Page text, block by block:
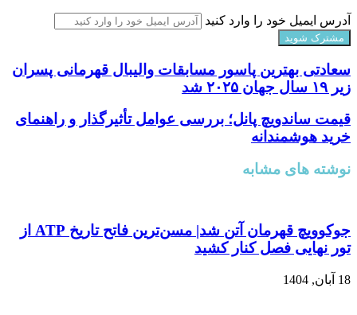
آدرس ایمیل خود را وارد کنید
سعادتی بهترین پاسور مسابقات والیبال قهرمانی پسران
زیر ۱۹ سال جهان ۲۰۲۵ شد
قیمت ساندویچ پانل؛ بررسی عوامل تأثیرگذار و راهنمای
خرید هوشمندانه
نوشته های مشابه
جوکوویچ قهرمان آتن شد| مسن‌ترین فاتح تاریخ ATP از
تور نهایی فصل کنار کشید
18 آبان, 1404